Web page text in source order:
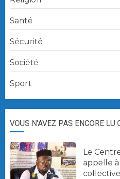
Santé
Sécurité
Société
Sport
VOUS N'AVEZ PAS ENCORE LU
Le
appelle